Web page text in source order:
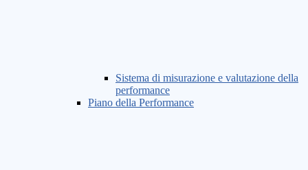
Sistema di misurazione e valutazione della
performance
Piano della Performance